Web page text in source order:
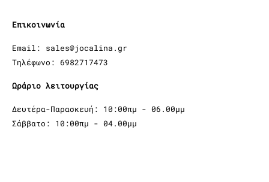
Επικοινωνία
Email: sales@jocalina.gr
Τηλέφωνο: 6982717473
Ωράριο λειτουργίας
Δευτέρα-Παρασκευή: 10:00πμ - 06.00μμ
Σάββατο: 10:00πμ - 04.00μμ